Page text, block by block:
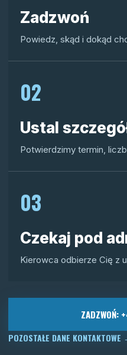
Zadzwoń
Powiedz, skąd i dokąd
02
Ustal
Potwierdzimy termin,
03
Czekaj pod
Kierowca odbierze Cię z
ZADZWOŃ:
POZOSTAŁE DANE KONTAKTOWE